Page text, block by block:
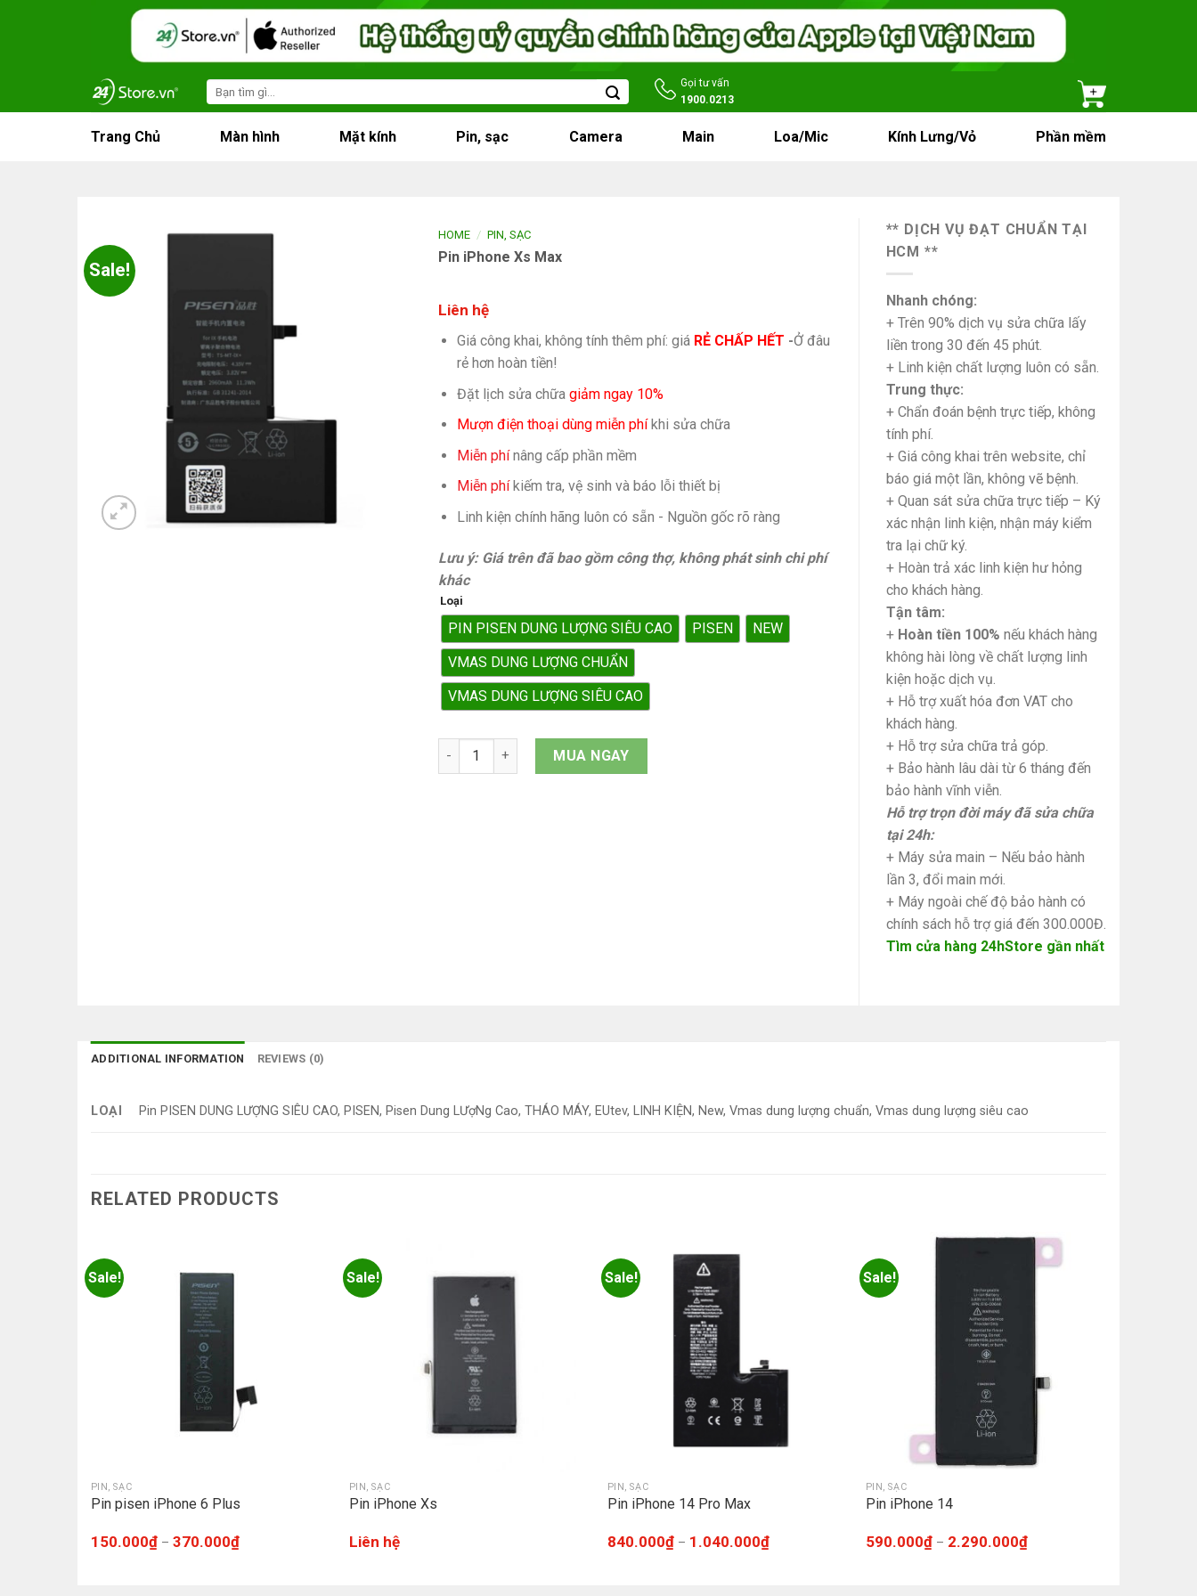
Search
for:
Gọi tư vấn
1900.0213
Trang Chủ Màn hình Mặt kính Pin, sạc Camera Main Loa/Mic Kính Lưng/Vỏ Phần mềm
Sale!
HOME / PIN, SẠC
Pin iPhone Xs Max
Liên hệ
Giá công khai, không tính thêm phí: giá RẺ CHẤP HẾT -Ở đâu
rẻ hơn hoàn tiền!
Đặt lịch sửa chữa giảm ngay 10%
Mượn điện thoại dùng miễn phíkhi sửa chữa
Miễn phínâng cấp phần mềm
Miễn phíkiếm tra, vệ sinh và báo lỗi thiết bị
Linh kiện chính hãng luôn có sẵn - Nguồn gốc rõ ràng
Lưu ý: Giá trên đã bao gồm công thợ, không phát sinh chi phí
khác
Loại
PIN PISEN DUNG LƯỢNG SIÊU CAO PISEN
NEW
VMAS DUNG LƯỢNG CHUẨN
VMAS DUNG LƯỢNG SIÊU CAO
Pin iPhone Xs Max quantity
MUA NGAY
** DỊCH VỤ ĐẠT CHUẨN TẠI
HCM **
Nhanh chóng:
+ Trên 90% dịch vụ sửa chữa lấy
liền trong 30 đến 45 phút.
+ Linh kiện chất lượng luôn có sẵn.
Trung thực:
+ Chẩn đoán bệnh trực tiếp, không
tính phí.
+ Giá công khai trên website, chỉ
báo giá một lần, không vẽ bệnh.
+ Quan sát sửa chữa trực tiếp – Ký
xác nhận linh kiện, nhận máy kiểm
tra lại chữ ký.
+ Hoàn trả xác linh kiện hư hỏng
cho khách hàng.
Tận tâm:
+ Hoàn tiền 100% nếu khách hàng
không hài lòng về chất lượng linh
kiện hoặc dịch vụ.
+ Hỗ trợ xuất hóa đơn VAT cho
khách hàng.
+ Hỗ trợ sửa chữa trả góp.
+ Bảo hành lâu dài từ 6 tháng đến
bảo hành vĩnh viễn.
Hỗ trợ trọn đời máy đã sửa chữa
tại 24h:
+ Máy sửa main – Nếu bảo hành
lần 3, đổi main mới.
+ Máy ngoài chế độ bảo hành có
chính sách hỗ trợ giá đến 300.000Đ.
Tìm cửa hàng 24hStore gần nhất
ADDITIONAL INFORMATION REVIEWS (0)
LOẠI Pin PISEN DUNG LƯỢNG SIÊU CAO, PISEN, Pisen Dung LƯợNg Cao, THÁO MÁY, EUtev, LINH KIỆN, New, Vmas dung lượng chuẩn, Vmas dung lượng siêu cao
RELATED PRODUCTS
Sale!
PIN, SẠC
Pin pisen iPhone 6 Plus
150.000₫– 370.000₫
Sale!
PIN, SẠC
Pin iPhone Xs
Liên hệ
Sale!
PIN, SẠC
Pin iPhone 14 Pro Max
840.000₫– 1.040.000₫
Sale!
PIN, SẠC
Pin iPhone 14
590.000₫– 2.290.000₫